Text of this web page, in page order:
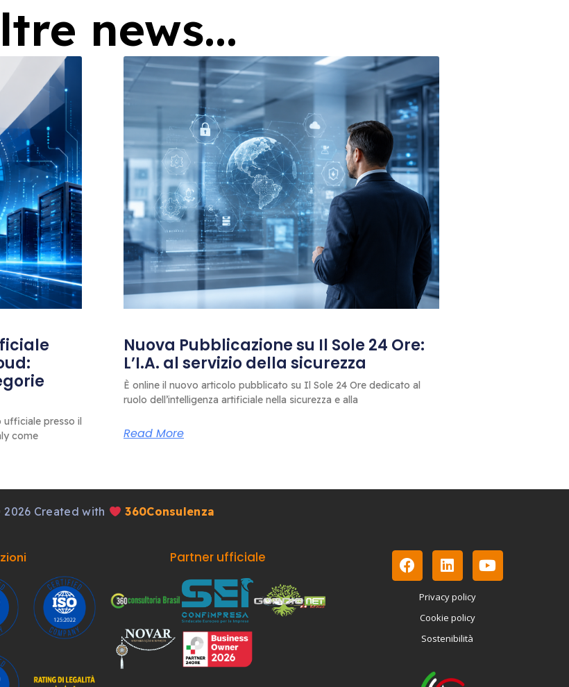
news...
ufficiale presso il
come
Nuova Pubblicazione su Il Sole 24 Ore:
L’I.A. al servizio della sicurezza
È online il nuovo articolo pubblicato su Il Sole 24 Ore dedicato al
ruolo dell’intelligenza artificiale nella sicurezza e alla
Read More
2026 Created with 360Consulenza
Partner ufficiale
Privacy policy
Cookie policy
Sostenibilità